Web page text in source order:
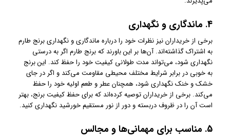
4. ماندگاری و نگهداری
برخی از خریداران نیز نظرات خود را درباره ماندگاری و نگهداری برنج طارم
به اشتراک گذاشته‌اند. آن‌ها بر این باورند که برنج طارم اگر به درستی
نگهداری شود، می‌تواند مدت طولانی کیفیت خود را حفظ کند. این برنج
به خوبی در برابر شرایط مختلف محیطی مقاومت می‌کند و اگر در جای
خشک و خنک نگهداری شود، همچنان عطر و طعم اولیه خود را حفظ
می‌کند. برخی از خریداران توصیه کرده‌اند که برای حفظ کیفیت برنج، بهتر
است آن را در ظروف دربسته و دور از نور مستقیم خورشید نگهداری کنید.
5. مناسب برای مهمانی‌ها و مجالس